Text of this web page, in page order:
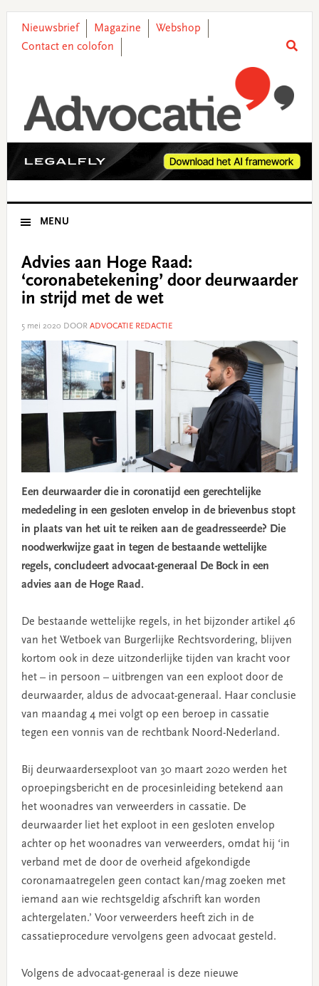
primary
main
primary
footer
Nieuwsbrief Magazine
Webshop
Contact en colofon
MENU
Advies aan Hoge Raad:
‘coronabetekening’ door deurwaarder
in strijd met de wet
5 mei 2020 DOOR ADVOCATIE REDACTIE
Een deurwaarder die in coronatijd een gerechtelijke
mededeling in een gesloten envelop in de brievenbus stopt
in plaats van het uit te reiken aan de geadresseerde? Die
noodwerkwijze gaat in tegen de bestaande wettelijke
regels, concludeert advocaat-generaal De Bock in een
advies aan de Hoge Raad.
De bestaande wettelijke regels, in het bijzonder artikel 46
van het Wetboek van Burgerlijke Rechtsvordering, blijven
kortom ook in deze uitzonderlijke tijden van kracht voor
het – in persoon – uitbrengen van een exploot door de
deurwaarder, aldus de advocaat-generaal. Haar conclusie
van maandag 4 mei volgt op een beroep in cassatie
tegen een vonnis van de rechtbank Noord-Nederland.
Bij deurwaardersexploot van 30 maart 2020 werden het
oproepingsbericht en de procesinleiding betekend aan
het woonadres van verweerders in cassatie. De
deurwaarder liet het exploot in een gesloten envelop
achter op het woonadres van verweerders, omdat hij ‘in
verband met de door de overheid afgekondigde
coronamaatregelen geen contact kan/mag zoeken met
iemand aan wie rechtsgeldig afschrift kan worden
achtergelaten.’ Voor verweerders heeft zich in de
cassatieprocedure vervolgens geen advocaat gesteld.
Volgens de advocaat-generaal is deze nieuwe